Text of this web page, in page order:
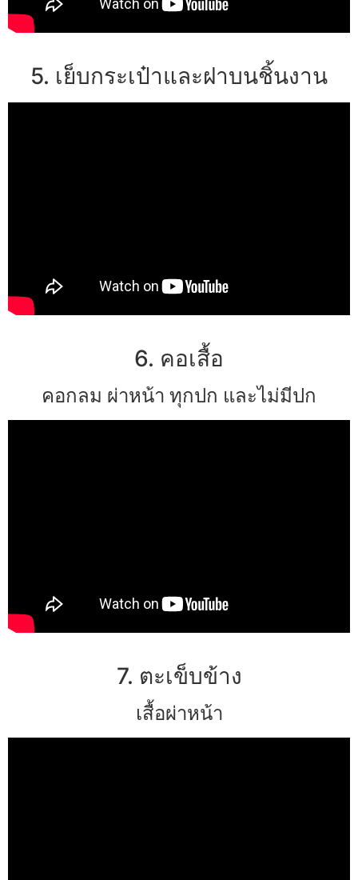
5. เย็บกระเป๋าและฝาบนชิ้นงาน
6. คอเสื้อ
คอกลม ผ่าหน้า ทุกปก และไม่มีปก
7. ตะเข็บข้าง
เสื้อผ่าหน้า